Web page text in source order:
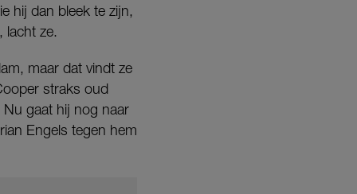
hij dan bleek te zijn,
lacht ze.
maar dat vindt ze
straks oud
gaat hij nog naar
Engels tegen hem